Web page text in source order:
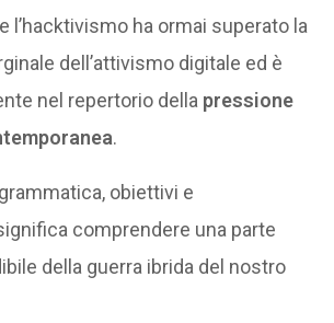
l’hacktivismo ha ormai superato la
dell’attivismo digitale ed è
nel repertorio della pressione
.
obiettivi e
comprendere una parte
della guerra ibrida del nostro